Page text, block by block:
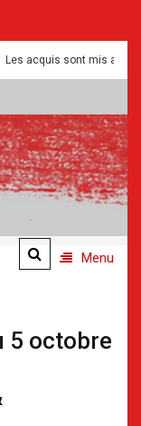
acquis sont mis a mal pour
Menu
5 octobre